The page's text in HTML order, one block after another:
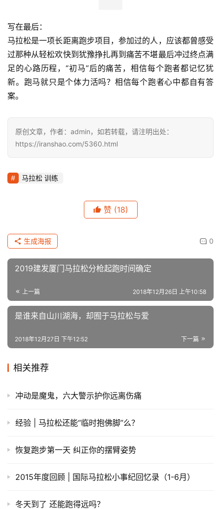
写在最后：
马拉松是一项长距离跑步项目，参加过的人，应该都曾感受
过那种从轻松欢快到犹豫挣扎再到痛苦不堪最后冲过终点满
足的心路历程，“初马”后的痛苦，相信每个跑者都记忆犹
新。跑马就只是个体力活吗？相信每个跑者心中都自有答
案。
原创文章，作者：admin，如若转载，请注明出处：
https://iranshao.com/5360.html
马拉松 训练
赞 (18)
0
生成海报
2019建发厦门马拉松分枪起跑时间确定
上一篇 2018年12月26日 上午10:58
是谁来自山川湖海，却囿于马拉松与爱
下一篇
2018年12月27日 下午12:52
相关推荐
冲动是魔鬼，六大警示护你远离伤痛
经验 | 马拉松还能“临时抱佛脚”么？
恢复跑步第一天 纠正你的摆臂姿势
2015年度回顾 | 国际马拉松小事纪回忆录（1-6月）
冬天到了 还能跑得远吗？